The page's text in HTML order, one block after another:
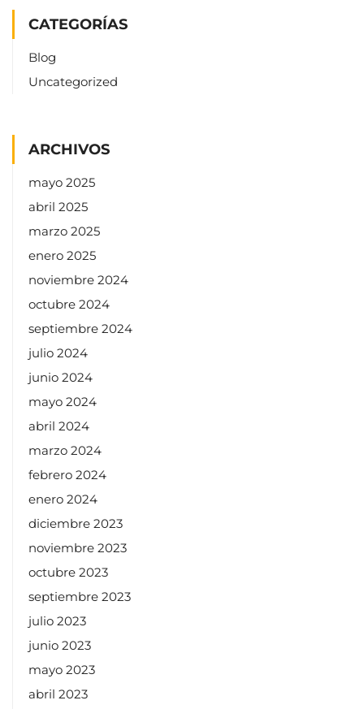
CATEGORÍAS
Blog
Uncategorized
ARCHIVOS
mayo 2025
abril 2025
marzo 2025
enero 2025
noviembre 2024
octubre 2024
septiembre 2024
julio 2024
junio 2024
mayo 2024
abril 2024
marzo 2024
febrero 2024
enero 2024
diciembre 2023
noviembre 2023
octubre 2023
septiembre 2023
julio 2023
junio 2023
mayo 2023
abril 2023